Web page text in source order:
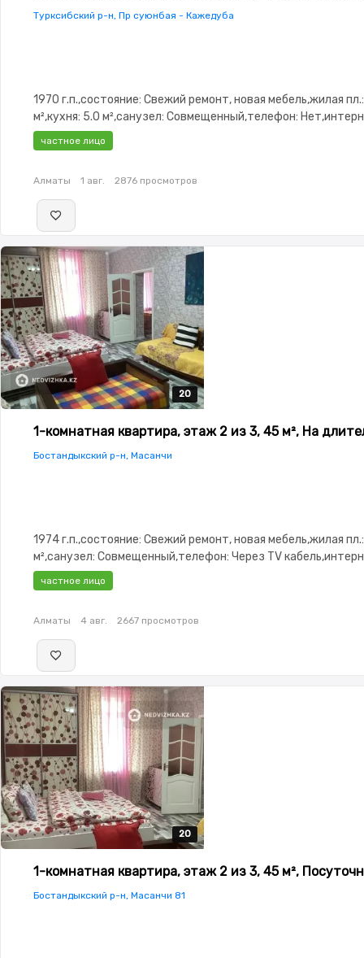
Турксибский р-н, Пр суюнбая - Кажедуба
1970 г.п.,состояние: Свежий ремонт, новая мебель,жилая
м²,кухня: 5.0 м²,санузел: Совмещенный,телефон:
Оптика,Полностью меблирована,Полностью
охраняемая стоянка,Решетки на окнах,Домофон,Кухня-
частное лицо
Алматы 1 авг. 2876 просмотров
20
20
20
20
20
1-комнатная квартира, этаж 2 из 3, 45 м², На
Бостандыкский р-н, Масанчи
1974 г.п.,состояние: Свежий ремонт, новая мебель,жилая
м²,санузел: Совмещенный,телефон: Через TV
кабель,потолки: 2.95,паркинг: Рядом охраняемая
стоянка,Домофон,Неугловая,Встроенная кухня,Тихий двор
частное лицо
Алматы 4 авг. 2667 просмотров
20
20
20
20
20
1-комнатная квартира, этаж 2 из 3, 45 м²,
Бостандыкский р-н, Масанчи 81